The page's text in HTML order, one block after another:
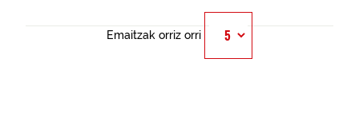
Emaitzak orriz orri